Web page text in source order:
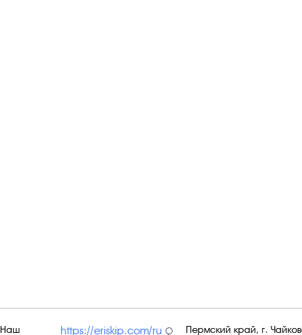
Наш https://eriskip.com/ru Пермский край, г.